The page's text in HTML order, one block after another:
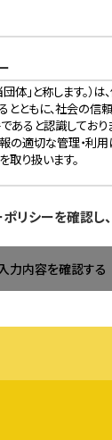
リシーを確認し
力内容を確認する